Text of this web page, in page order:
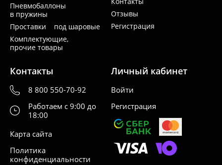
Пневмобаллоны
в пружины
Проставки под шаровые
Комплектующие,
прочие товары
Отзывы
Регистрация
Контакты
8 800 550-70-92
Работаем с 9:00 до
18:00
Карта сайта
Политика
конфиденциальности
Личный кабинет
Войти
Регистрация